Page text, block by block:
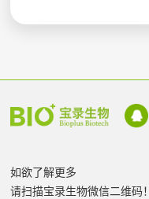
如欲了解更多
请扫描宝录生物微信二维码！